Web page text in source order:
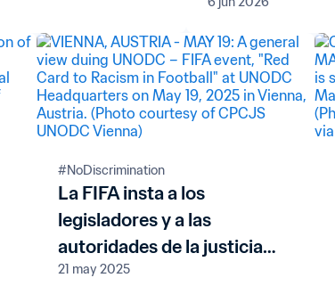
#NoDiscrimination
La FIFA insta a los
legisladores y a las
autoridades de la justicia
penal a castigar el racismo
21 may 2025